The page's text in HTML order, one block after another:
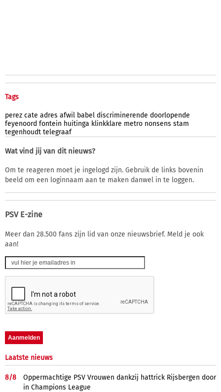
Tags
perez cate adres afwil babel discriminerende doorlopende
feyenoord fontein huitinga klinkklare metro nonsens stam
tegenhoudt telegraaf
Wat vind jij van dit nieuws?
Om te reageren moet je ingelogd zijn. Gebruik de links bovenin
beeld om een loginnaam aan te maken danwel in te loggen.
PSV E-zine
Meer dan 28.500 fans zijn lid van onze nieuwsbrief. Meld je ook
aan!
Laatste nieuws
8/8
Oppermachtige PSV Vrouwen dankzij hattrick Rijsbergen door
in Champions League